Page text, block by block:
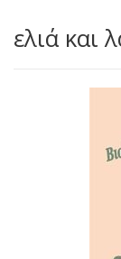
ελιά και